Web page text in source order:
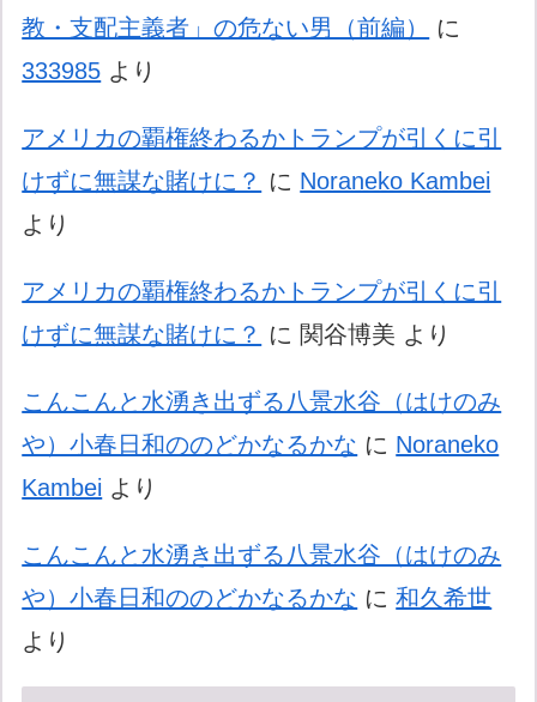
教・支配主義者」の危ない男（前編）
に
333985 より
アメリカの覇権終わるかトランプが引くに引
けずに無謀な賭けに？ に Noraneko Kambei
より
アメリカの覇権終わるかトランプが引くに引
けずに無謀な賭けに？ に 関谷博美 より
こんこんと水湧き出ずる八景水谷（はけのみ
や）小春日和ののどかなるかな に Noraneko
Kambei より
こんこんと水湧き出ずる八景水谷（はけのみ
や）小春日和ののどかなるかな に和久希世
より